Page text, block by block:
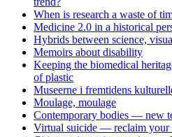
When is research a waste of
Medicine 2.0 in a historical
Hybrids between science,
Memoirs about disability
Keeping the biomedical
of plastic
Museerne i fremtidens
Moulage, moulage
Contemporary bodies — new
Virtual suicide — reclaim your